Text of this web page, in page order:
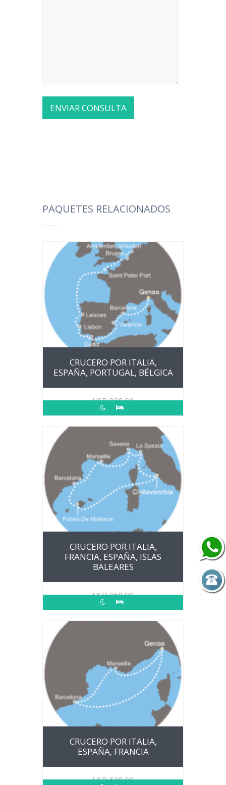
PAQUETES RELACIONADOS
CRUCERO POR ITALIA,
ESPAÑA, PORTUGAL, BÉLGICA
USD938.00
CRUCERO POR ITALIA,
FRANCIA, ESPAÑA, ISLAS
BALEARES
USD958.00
CRUCERO POR ITALIA,
ESPAÑA, FRANCIA
USD508.00